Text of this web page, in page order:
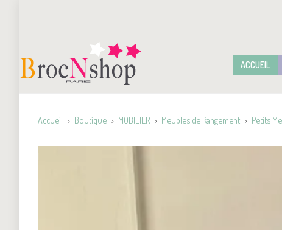
ACCUEIL
Accueil Boutique MOBILIER Meubles de Rangement Petits